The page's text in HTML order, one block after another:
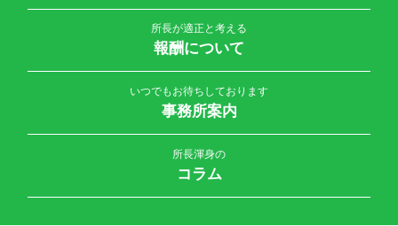
所長が適正と考える
報酬について
いつでもお待ちしております
事務所案内
所長渾身の
コラム